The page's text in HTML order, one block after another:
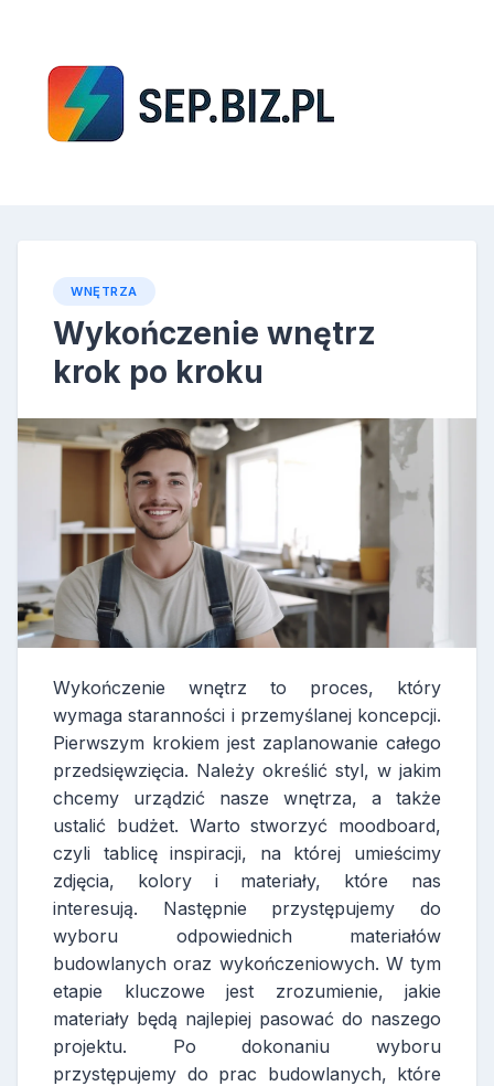
content
WNĘTRZA
Wykończenie wnętrz
krok po kroku
Wykończenie wnętrz to proces, który
wymaga staranności i przemyślanej koncepcji.
Pierwszym krokiem jest zaplanowanie całego
przedsięwzięcia. Należy określić styl, w jakim
chcemy urządzić nasze wnętrza, a także
ustalić budżet. Warto stworzyć moodboard,
czyli tablicę inspiracji, na której umieścimy
zdjęcia, kolory i materiały, które nas
interesują. Następnie przystępujemy do
wyboru odpowiednich materiałów
budowlanych oraz wykończeniowych. W tym
etapie kluczowe jest zrozumienie, jakie
materiały będą najlepiej pasować do naszego
projektu. Po dokonaniu wyboru
przystępujemy do prac budowlanych, które